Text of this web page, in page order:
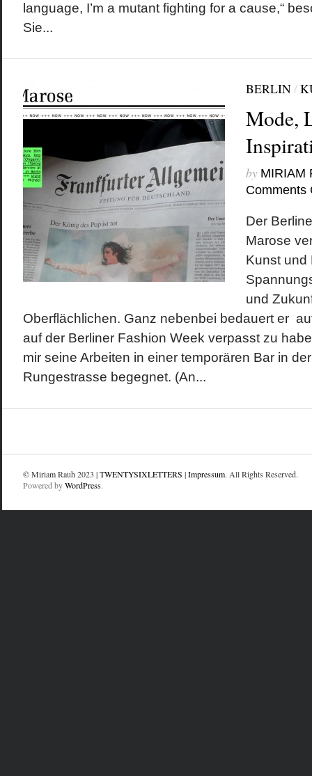
language, I’m a mutant fighting for a cause,“
Sie...
BERLIN/
Mode,
by MIRIAM
Comments
Der
Marose
Kunst und
und
Oberflächlichen. Ganz nebenbei bedauert er
auf der Berliner Fashion Week verpasst zu
mir seine Arbeiten in einer temporären Bar in
Rungestrasse begegnet. (An...
© Miriam Rauh 2023 |TWENTYSIXLETTERS |Impressum. All Rights Reserved.
Powered byWordPress.